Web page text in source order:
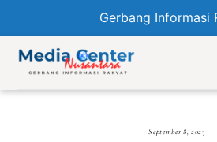
Gerbang Informasi
content
September 8, 2023